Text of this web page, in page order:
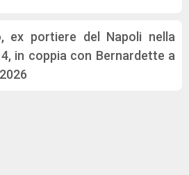
ex portiere del Napoli nella
in coppia con Bernardette a